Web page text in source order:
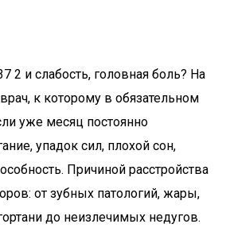
2 и слабость, головная боль? На
к которому в обязательном
уже месяц постоянно
упадок сил, плохой сон,
Причиной расстройства
от зубных патологий, жары,
до неизлечимых недугов.